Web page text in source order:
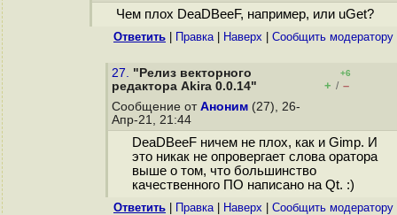
Чем плох DeaDBeeF, например, или uGet?
Ответить Правка| Наверх Cообщить модератору
27. "Релиз векторного
редактора Akira 0.0.14"
+6
+ / –
Сообщение от Аноним (27), 26-
Апр-21, 21:44
DeaDBeeF ничем не плох, как и Gimp. И
это никак не опровергает слова оратора
выше о том, что большинство
качественного ПО написано на Qt. :)
Ответить Правка| Наверх Cообщить модератору